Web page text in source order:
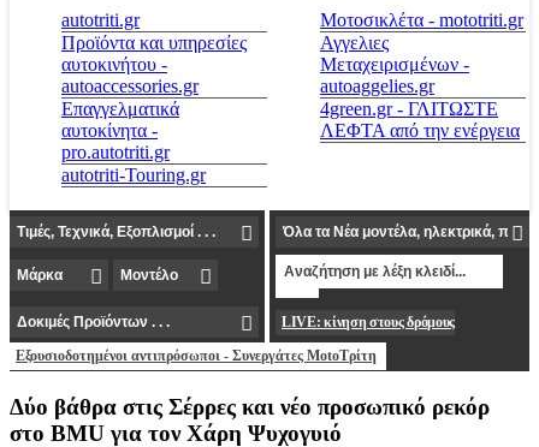
autotriti.gr
Προϊόντα και υπηρεσίες
αυτοκινήτου -
autoaccessories.gr
Επαγγελματικά
αυτοκίνητα -
pro.autotriti.gr
autotriti-Touring.gr
Μοτοσικλέτα - mototriti.gr
Αγγελιες
Μεταχειρισμένων -
autoaggelies.gr
4green.gr - ΓΛΙΤΩΣΤΕ
ΛΕΦΤΑ από την ενέργεια
LIVE: κίνηση στους δρόμους
Εξουσιοδοτημένοι αντιπρόσωποι - Συνεργάτες MotoΤρίτη
Δύο βάθρα στις Σέρρες και νέο προσωπικό ρεκόρ
στο BMU για τον Χάρη Ψυχογυιό